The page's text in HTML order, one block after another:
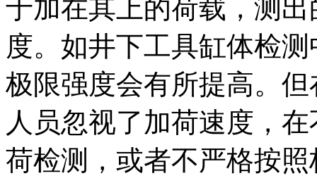
于加在其上的荷载，测
度。如井下工具缸体检
极限强度会有所提高。
人员忽视了加荷速度，
荷检测，或者不严格按